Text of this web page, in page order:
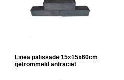
Linea palissade 15x15x60cm
getrommeld antraciet